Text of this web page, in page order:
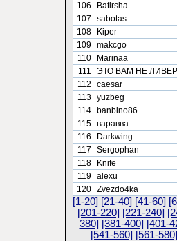
106
Batirsha
107
sabotas
108
Kiper
109 makcgo
110
Marinaa
111
ЭТО ВАМ НЕ
112
caesar
113 yuzbeg
114
banbino86
115 варавва
116
Darkwing
117
Sergophan
118
Knife
119 alexu
120 Zvezdo4ka
[1-20] [21-40] [41-60]
[201-220] [221-240]
380] [381-400] [401-
[541-560] [561-580]